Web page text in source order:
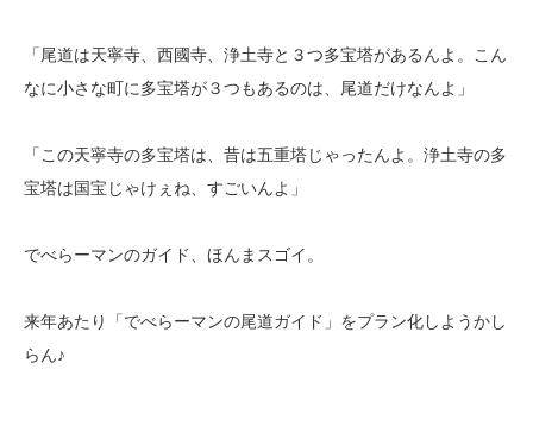
「尾道は天寧寺、西國寺、浄土寺と３つ多宝塔があるんよ。こん
なに小さな町に多宝塔が３つもあるのは、尾道だけなんよ」
「この天寧寺の多宝塔は、昔は五重塔じゃったんよ。浄土寺の多
宝塔は国宝じゃけぇね、すごいんよ」
でべらーマンのガイド、ほんまスゴイ。
来年あたり「でべらーマンの尾道ガイド」をプラン化しようかし
らん♪